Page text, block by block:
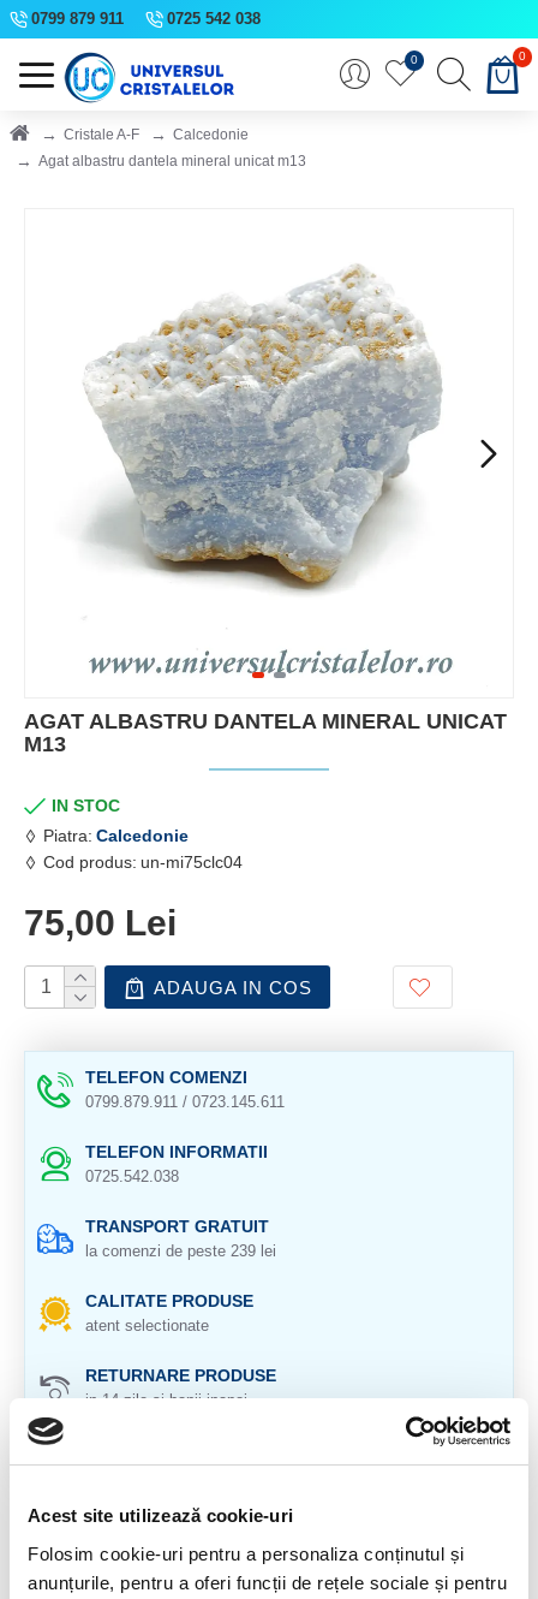
Acest site utilizează cookie-uri
Folosim cookie-uri pentru a personaliza conținutul și
anunțurile, pentru a oferi funcții de rețele sociale și pentru
0799 879 911 0725 542 038
0 0
Cristale A-F
Calcedonie
Agat albastru dantela mineral unicat m13
AGAT ALBASTRU DANTELA MINERAL UNICAT
M13
IN STOC
Piatra: Calcedonie
Cod produs: un-mi75clc04
75,00 Lei
ADAUGA IN COS
TELEFON COMENZI
0799.879.911 / 0723.145.611
TELEFON INFORMATII
0725.542.038
TRANSPORT GRATUIT
la comenzi de peste 239 lei
CALITATE PRODUSE
atent selectionate
RETURNARE PRODUSE
in 14 zile si banii inapoi
Veti primi exact produsul din imagine.